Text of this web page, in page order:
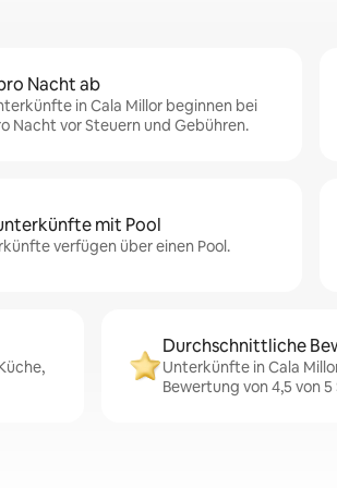
Nacht ab
in Cala Millor beginnen bei
Nacht vor Steuern und Gebühren.
mit Pool
verfügen über einen Pool.
Durchschnittliche
Unterkünfte in Cala
Bewertung von 4,5 von